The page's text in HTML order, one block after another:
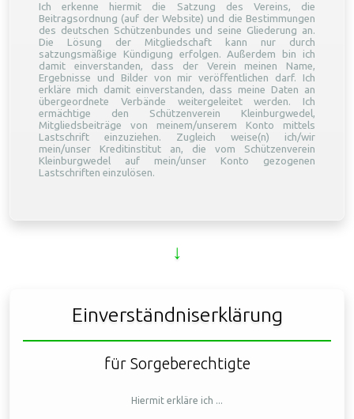
Ich erkenne hiermit die Satzung des Vereins, die
Beitragsordnung (auf der Website) und die Bestimmungen
des deutschen Schützenbundes und seine Gliederung an.
Die Lösung der Mitgliedschaft kann nur durch
satzungsmäßige Kündigung erfolgen. Außerdem bin ich
damit einverstanden, dass der Verein meinen Name,
Ergebnisse und Bilder von mir veröffentlichen darf. Ich
erkläre mich damit einverstanden, dass meine Daten an
übergeordnete Verbände weitergeleitet werden. Ich
ermächtige den Schützenverein Kleinburgwedel,
Mitgliedsbeiträge von meinem/unserem Konto mittels
Lastschrift einzuziehen. Zugleich weise(n) ich/wir
mein/unser Kreditinstitut an, die vom Schützenverein
Kleinburgwedel auf mein/unser Konto gezogenen
Lastschriften einzulösen.
↓
Einverständniserklärung
für Sorgeberechtigte
Hiermit erkläre ich ...